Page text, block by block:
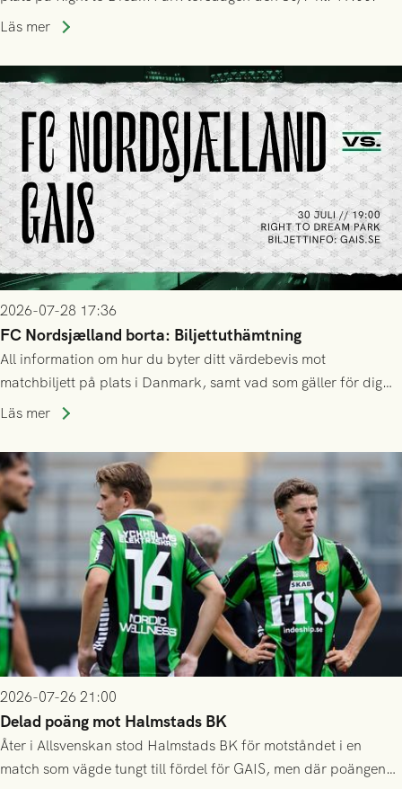
Läs mer
2026-07-28 17:36
FC Nordsjælland borta: Biljettuthämtning
All information om hur du byter ditt värdebevis mot
matchbiljett på plats i Danmark, samt vad som gäller för dig
som står på reservlista eller fått förhinder.
Läs mer
2026-07-26 21:00
Delad poäng mot Halmstads BK
Åter i Allsvenskan stod Halmstads BK för motståndet i en
match som vägde tungt till fördel för GAIS, men där poängen